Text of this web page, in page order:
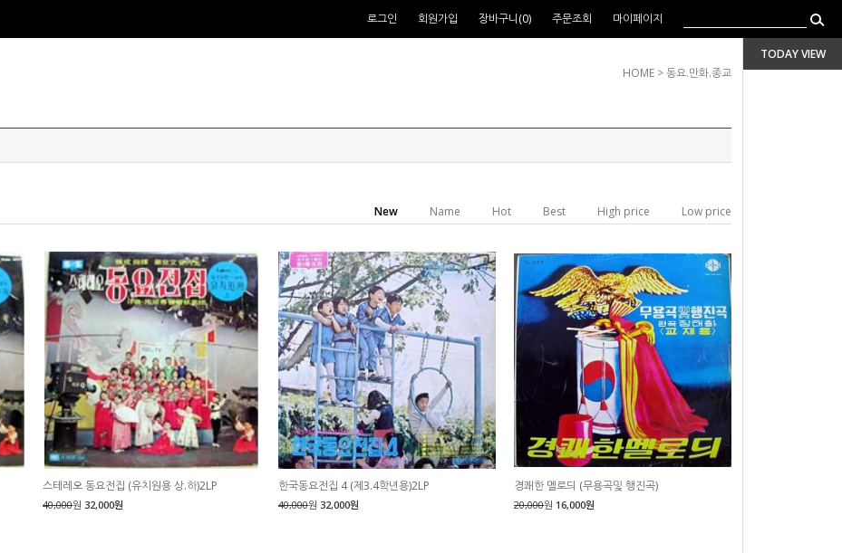
TODAY VIEW
로그인 회원가입 장바구니(0) 주문조회 마이페이지
HOME >동요.만화.종교
New Name Hot Best High price Low price
스테레오 동요전집 (유치원용 상.하)2LP
40,000원 32,000원
한국동요전집 4 (제3.4학년용)2LP
40,000원 32,000원
경쾌한 멜로듸 (무용곡및 행진곡)
20,000원 16,000원